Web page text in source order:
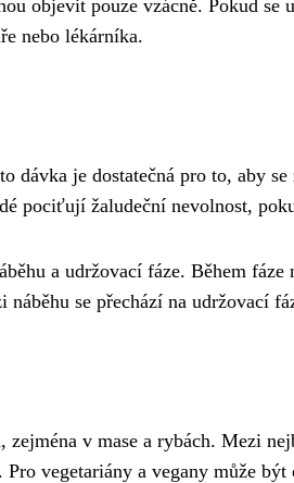
objevit pouze vzácně. Pokud
nebo lékárníka.
dávka je dostatečná pro to, aby
pociťují žaludeční nevolnost,
a udržovací fáze. Během
se přechází na udržovací
v mase a rybách. Mezi
vegetariány a vegany může